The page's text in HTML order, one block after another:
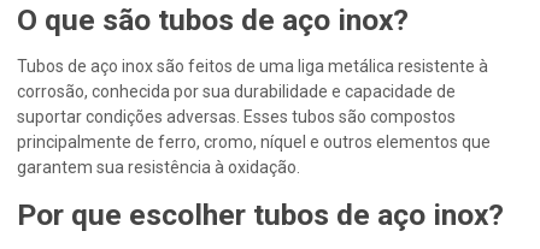
O que são tubos de aço inox?
Tubos de aço inox são feitos de uma liga metálica resistente à
corrosão, conhecida por sua durabilidade e capacidade de
suportar condições adversas. Esses tubos são compostos
principalmente de ferro, cromo, níquel e outros elementos que
garantem sua resistência à oxidação.
Por que escolher tubos de aço inox?